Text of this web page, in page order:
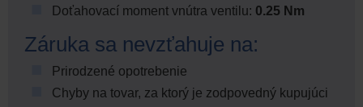
Doťahovací moment vnútra ventilu: 0.25 Nm
Záruka sa nevzťahuje na:
Prirodzené opotrebenie
Chyby na tovar, za ktorý je zodpovedný kupujúci